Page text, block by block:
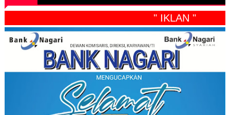
" IKLAN "